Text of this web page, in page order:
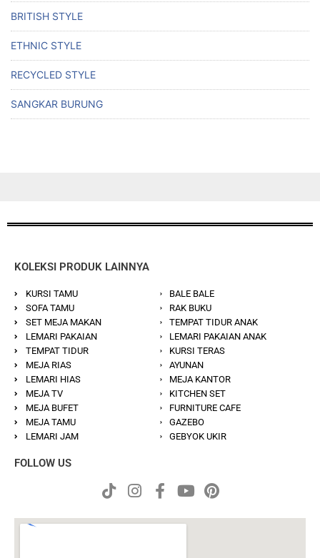
BRITISH STYLE
ETHNIC STYLE
RECYCLED STYLE
SANGKAR BURUNG
KOLEKSI PRODUK LAINNYA
KURSI TAMU
SOFA TAMU
SET MEJA MAKAN
LEMARI PAKAIAN
TEMPAT TIDUR
MEJA RIAS
LEMARI HIAS
MEJA TV
MEJA BUFET
MEJA TAMU
LEMARI JAM
BALE BALE
RAK BUKU
TEMPAT TIDUR ANAK
LEMARI PAKAIAN ANAK
KURSI TERAS
AYUNAN
MEJA KANTOR
KITCHEN SET
FURNITURE CAFE
GAZEBO
GEBYOK UKIR
FOLLOW US